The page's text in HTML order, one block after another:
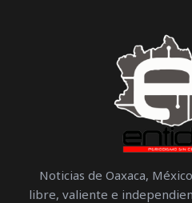
Noticias de Oaxaca,
libre, valiente e